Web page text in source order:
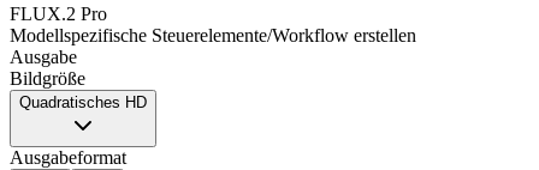
FLUX.2 Pro
Modellspezifische Steuerelemente/Workflow erstellen
Ausgabe
Bildgröße
Quadratisches HD
Ausgabeformat